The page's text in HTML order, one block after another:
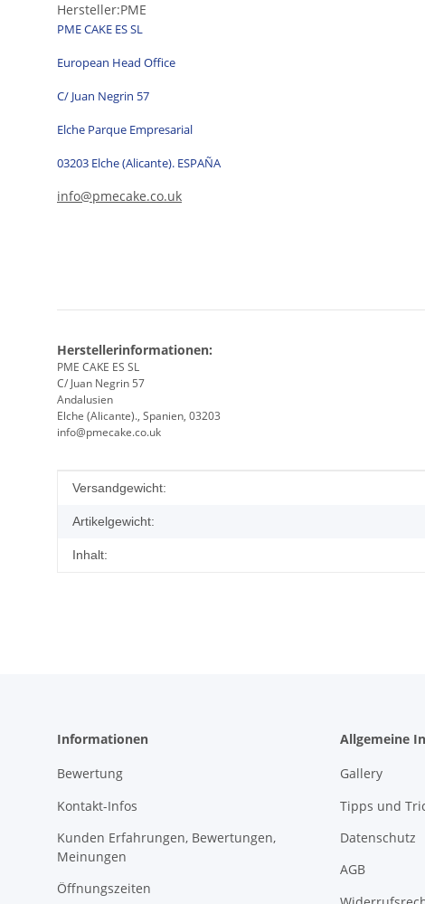
Hersteller:PME
PME CAKE ES SL
European Head Office
C/ Juan Negrin 57
Elche Parque Empresarial
03203 Elche (Alicante). ESPAÑA
info@pmecake.co.uk
Herstellerinformationen:
PME CAKE ES SL
C/ Juan Negrin 57
Andalusien
Elche (Alicante)., Spanien, 03203
info@pmecake.co.uk
Produkteigenschaft
Wert
Versandgewicht:
Artikelgewicht:
Inhalt:
Informationen
Bewertung
Kontakt-Infos
Kunden Erfahrungen, Bewertungen,
Meinungen
Öffnungszeiten
Allgemeine
Gallery
Tipps und
Datenschutz
AGB